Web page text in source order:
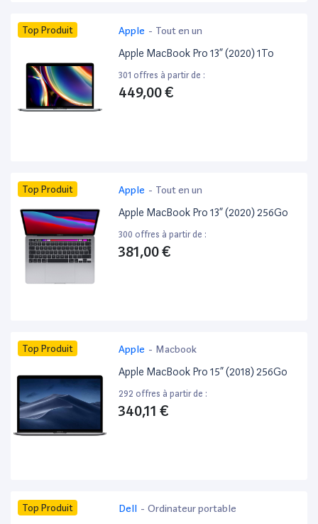
Top Produit Apple - Tout en un
Apple MacBook Pro 13” (2020) 1To
301 offres à partir de :
449,00 €
Top Produit Apple - Tout en un
Apple MacBook Pro 13” (2020) 256Go
300 offres à partir de :
381,00 €
Top Produit Apple - Macbook
Apple MacBook Pro 15” (2018) 256Go
292 offres à partir de :
340,11 €
Top Produit Dell - Ordinateur portable